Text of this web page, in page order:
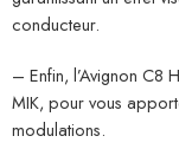
conducteur.
– Enfin, l’Avignon C8
MIK, pour vous
modulations.